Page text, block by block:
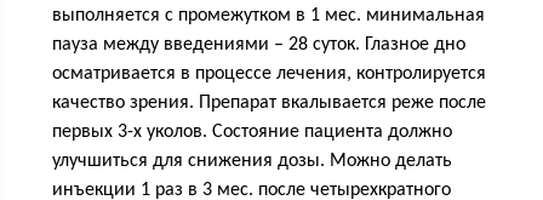
выполняется с промежутком в 1 мес. минимальная
пауза между введениями – 28 суток. Глазное дно
осматривается в процессе лечения, контролируется
качество зрения. Препарат вкалывается реже после
первых 3-х уколов. Состояние пациента должно
улучшиться для снижения дозы. Можно делать
инъекции 1 раз в 3 мес. после четырехкратного